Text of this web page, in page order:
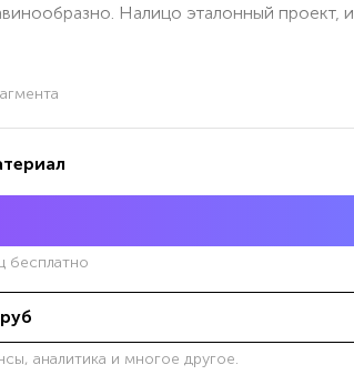
Налицо эталонный проект, и
бесплатно
руб
аналитика и многое другое.